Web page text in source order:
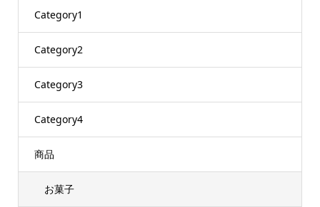
Category1
Category2
Category3
Category4
商品
お菓子